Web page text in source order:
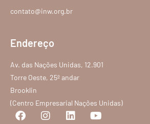
contato@inw.org.br
Endereço
Av. das Nações Unidas, 12.901
Torre Oeste, 25º andar
Brooklin
(Centro Empresarial Nações Unidas)